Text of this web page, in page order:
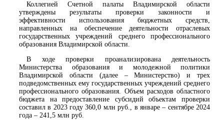
Коллегией Счетной палаты Владимирской области
утверждены результаты проверки законности и
эффективности использования бюджетных средств,
направленных на обеспечение деятельности отраслевых
государственных учреждений среднего профессионального
образования Владимирской области.
В ходе проверки проанализирована деятельность
Министерства образования и молодежной политики
Владимирской области (далее – Министерство) и трех
подведомственных ему государственных учреждений среднего
профессионального образования. Объем расходов областного
бюджета на предоставление субсидий объектам проверки
составил в 2023 году 360,0 млн руб., в январе – сентябре 2024
года – 241,5 млн руб.